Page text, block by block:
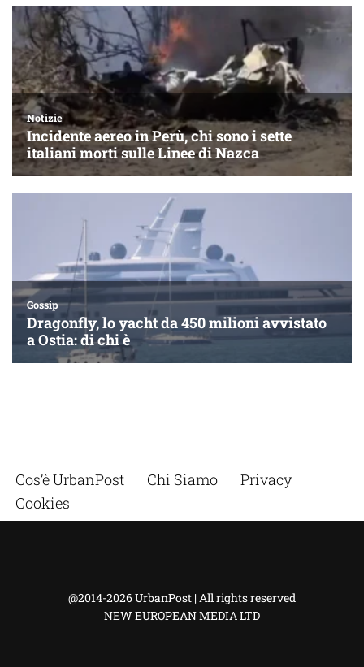
Cos’è UrbanPost Chi Siamo
Privacy
Cookies
@2014-2026 UrbanPost | All rights reserved
NEW EUROPEAN MEDIA LTD